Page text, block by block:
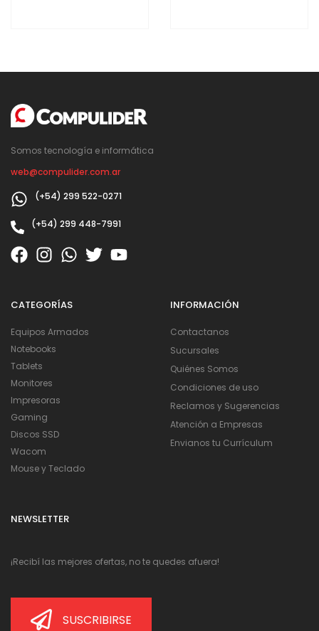
Somos tecnología e informática
web@compulider.com.ar
(+54) 299 522-0271
(+54) 299 448-7991
CATEGORÍAS
Equipos Armados
Notebooks
Tablets
Monitores
Impresoras
Gaming
Discos SSD
Wacom
Mouse y Teclado
INFORMACIÓN
Contactanos
Sucursales
Quiénes Somos
Condiciones de uso
Reclamos y Sugerencias
Atención a Empresas
Envianos tu Currículum
NEWSLETTER
¡Recibí las mejores ofertas, no te quedes afuera!
SUSCRIBIRSE